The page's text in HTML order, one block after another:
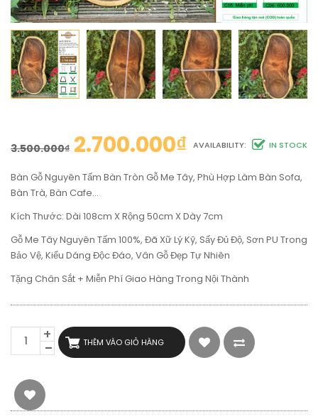
3.500.000₫ 2.700.000₫ AVAILABILITY: IN STOCK
Bàn Gỗ Nguyên Tấm Bàn Tròn Gỗ Me Tây, Phù Hợp Làm Bàn Sofa,
Bàn Trà, Bàn Cafe…
Kích Thước: Dài 108cm X Rộng 50cm X Dày 7cm
Gỗ Me Tây Nguyên Tấm 100%, Đã Xữ Lý Kỹ, Sấy Đủ Độ, Sơn PU Trong
Bảo Vệ, Kiểu Dáng Độc Đáo, Vân Gỗ Đẹp Tự Nhiên
Tặng Chân Sắt + Miễn Phí Giao Hàng Trong Nội Thành
NGUYÊN
BÀN
TRÒN
GỖ
THÊM VÀO GIỎ HÀNG